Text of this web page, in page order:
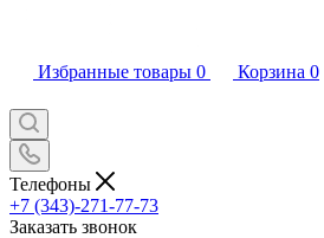
Избранные товары 0 Корзина 0
Телефоны
+7 (343)-271-77-73
Заказать звонок